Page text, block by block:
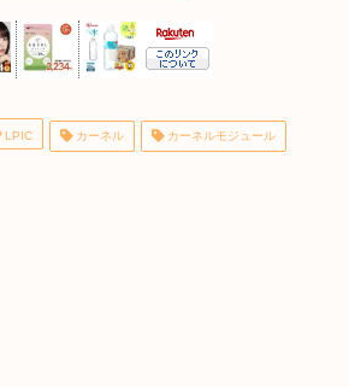
LPIC カーネル カーネルモジュール